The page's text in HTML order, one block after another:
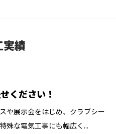
実績
ください！
や展示会をはじめ、クラブシー
殊な電気工事にも幅広く...